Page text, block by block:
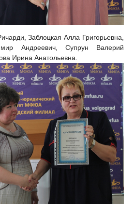
Заблоцкая Алла Григорьевна,
Андреевич, Супрун Валерий
Ирина Анатольевна.